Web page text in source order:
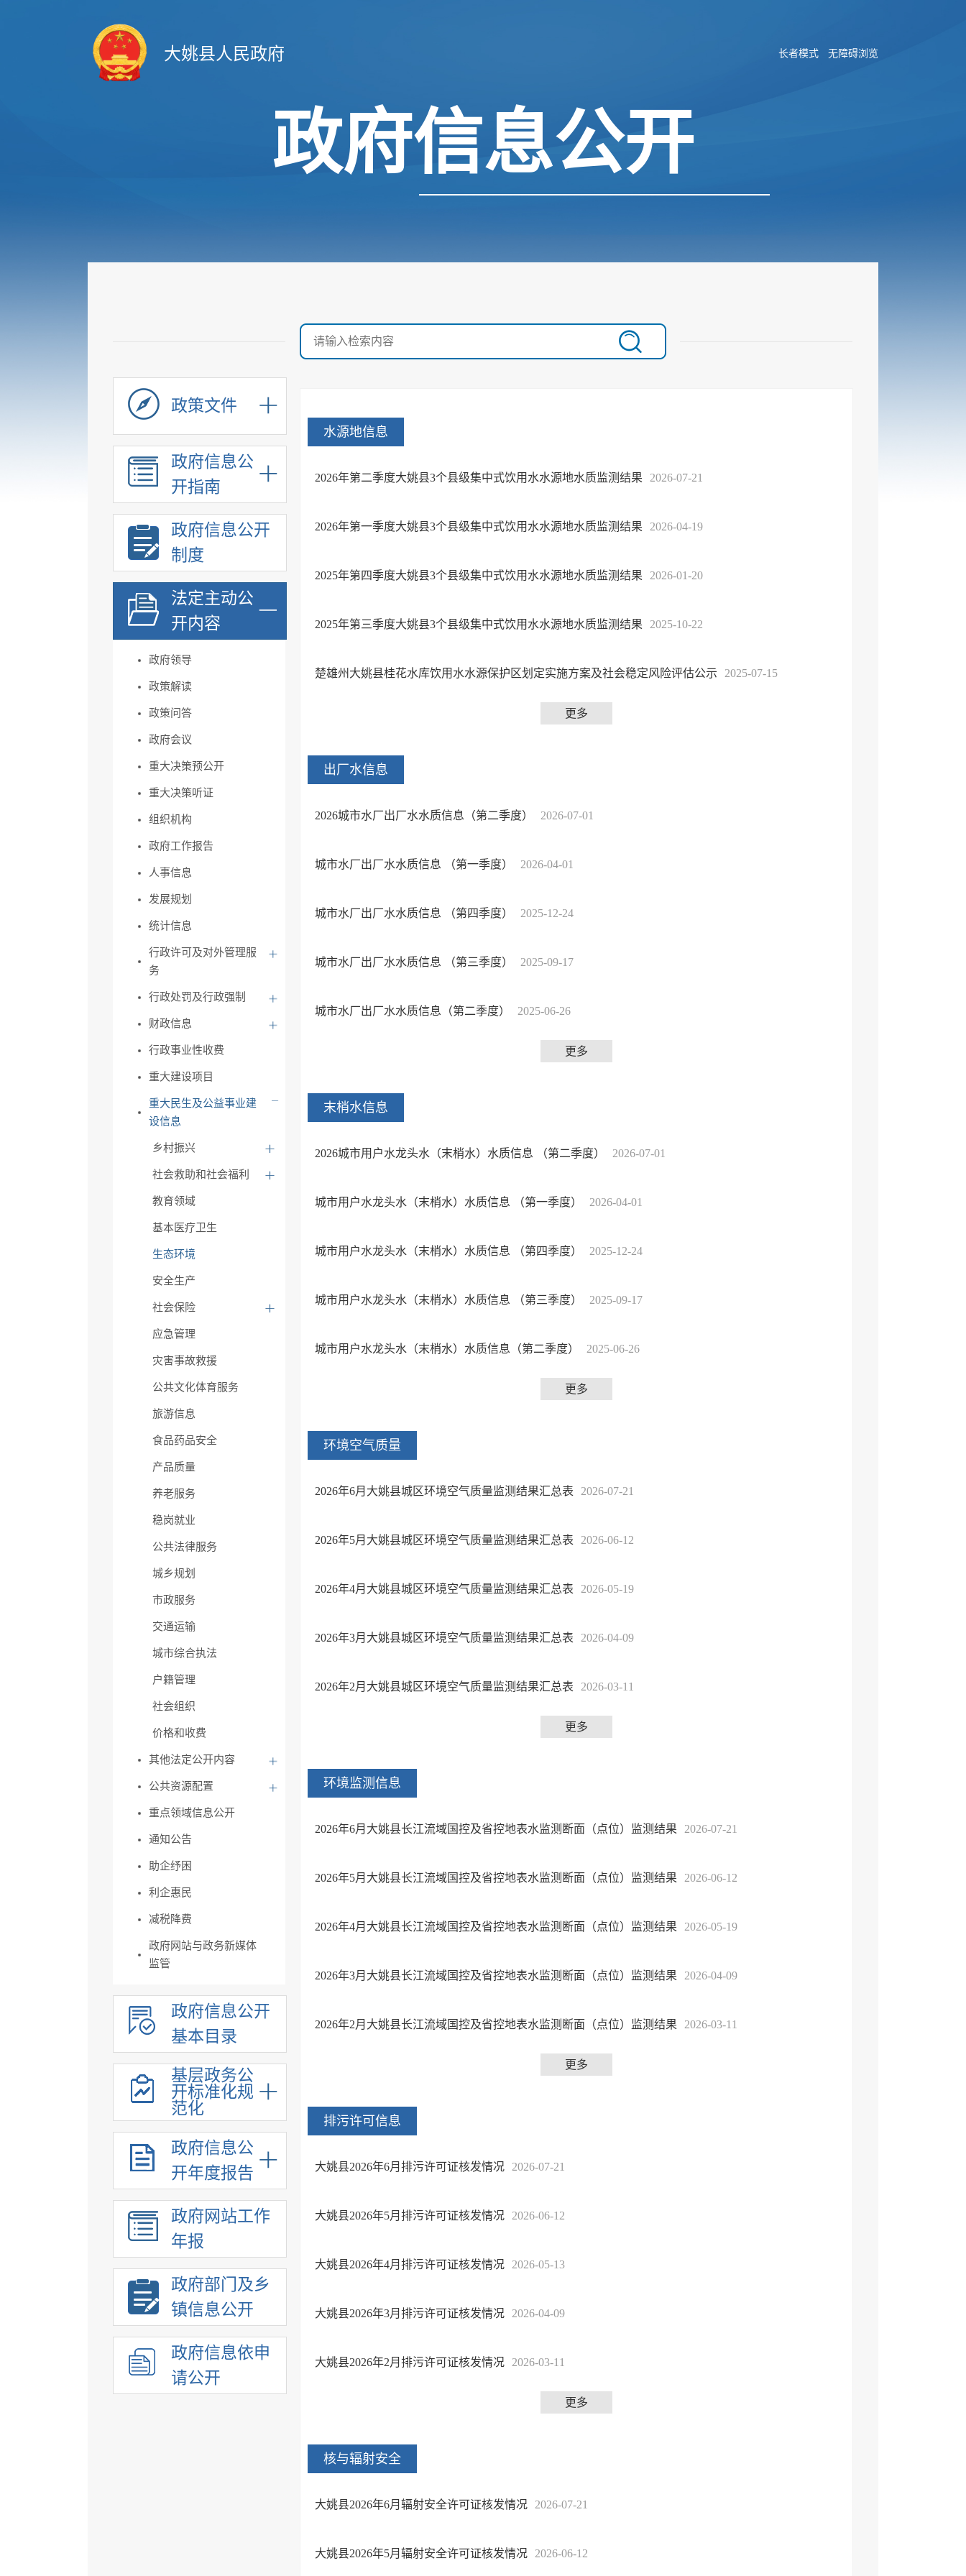
大姚县人民政府 无障碍浏览
长者模式
政府信息公开
政策文件
政府信息公
开指南
政府信息公开
制度
法定主动公
开内容
政府领导
政策解读
政策问答
政府会议
重大决策预公开
重大决策听证
组织机构
政府工作报告
人事信息
发展规划
统计信息
行政许可及对外管理服
务
行政处罚及行政强制
财政信息
行政事业性收费
重大建设项目
重大民生及公益事业建
设信息
乡村振兴
社会救助和社会福利
教育领域
基本医疗卫生
生态环境
安全生产
社会保险
应急管理
灾害事故救援
公共文化体育服务
旅游信息
食品药品安全
产品质量
养老服务
稳岗就业
公共法律服务
城乡规划
市政服务
交通运输
城市综合执法
户籍管理
社会组织
价格和收费
其他法定公开内容
公共资源配置
重点领域信息公开
通知公告
助企纾困
利企惠民
减税降费
政府网站与政务新媒体
监管
政府信息公开
基本目录
基层政务公
开标准化规
范化
政府信息公
开年度报告
政府网站工作
年报
政府部门及乡
镇信息公开
政府信息依申
请公开
水源地信息
2026年第二季度大姚县3个县级集中式饮用水水源地水质监测结果 2026-07-21
2026年第一季度大姚县3个县级集中式饮用水水源地水质监测结果 2026-04-19
2025年第四季度大姚县3个县级集中式饮用水水源地水质监测结果 2026-01-20
2025年第三季度大姚县3个县级集中式饮用水水源地水质监测结果 2025-10-22
楚雄州大姚县桂花水库饮用水水源保护区划定实施方案及社会稳定风险评估公示 2025-07-15
更多
出厂水信息
2026城市水厂出厂水水质信息（第二季度） 2026-07-01
城市水厂出厂水水质信息 （第一季度） 2026-04-01
城市水厂出厂水水质信息 （第四季度） 2025-12-24
城市水厂出厂水水质信息 （第三季度） 2025-09-17
城市水厂出厂水水质信息（第二季度） 2025-06-26
更多
末梢水信息
2026城市用户水龙头水（末梢水）水质信息 （第二季度） 2026-07-01
城市用户水龙头水（末梢水）水质信息 （第一季度） 2026-04-01
城市用户水龙头水（末梢水）水质信息 （第四季度） 2025-12-24
城市用户水龙头水（末梢水）水质信息 （第三季度） 2025-09-17
城市用户水龙头水（末梢水）水质信息（第二季度） 2025-06-26
更多
环境空气质量
2026年6月大姚县城区环境空气质量监测结果汇总表 2026-07-21
2026年5月大姚县城区环境空气质量监测结果汇总表 2026-06-12
2026年4月大姚县城区环境空气质量监测结果汇总表 2026-05-19
2026年3月大姚县城区环境空气质量监测结果汇总表 2026-04-09
2026年2月大姚县城区环境空气质量监测结果汇总表 2026-03-11
更多
环境监测信息
2026年6月大姚县长江流域国控及省控地表水监测断面（点位）监测结果 2026-07-21
2026年5月大姚县长江流域国控及省控地表水监测断面（点位）监测结果 2026-06-12
2026年4月大姚县长江流域国控及省控地表水监测断面（点位）监测结果 2026-05-19
2026年3月大姚县长江流域国控及省控地表水监测断面（点位）监测结果 2026-04-09
2026年2月大姚县长江流域国控及省控地表水监测断面（点位）监测结果 2026-03-11
更多
排污许可信息
大姚县2026年6月排污许可证核发情况 2026-07-21
大姚县2026年5月排污许可证核发情况 2026-06-12
大姚县2026年4月排污许可证核发情况 2026-05-13
大姚县2026年3月排污许可证核发情况 2026-04-09
大姚县2026年2月排污许可证核发情况 2026-03-11
更多
核与辐射安全
大姚县2026年6月辐射安全许可证核发情况 2026-07-21
大姚县2026年5月辐射安全许可证核发情况 2026-06-12